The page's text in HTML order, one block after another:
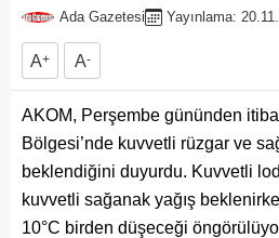
Ada Gazetesi Yayınlama:
A+ A-
AKOM, Perşembe gününden
Bölgesi’nde kuvvetli rüzgar ve
beklendiğini duyurdu. Kuvvetli
kuvvetli sağanak yağış
10°C birden düşeceği